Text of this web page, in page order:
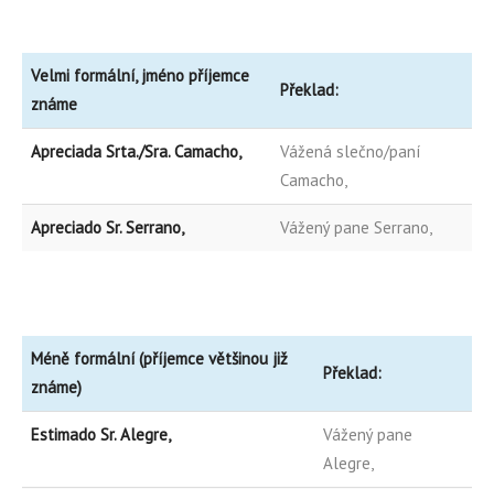
Velmi formální, jméno příjemce
známe
Překlad:
Apreciada Srta./Sra. Camacho,
Vážená slečno/paní
Camacho,
Apreciado Sr. Serrano, Vážený pane Serrano,
Méně formální (příjemce většinou již
známe)
Překlad:
Estimado Sr. Alegre,
Vážený pane
Alegre,